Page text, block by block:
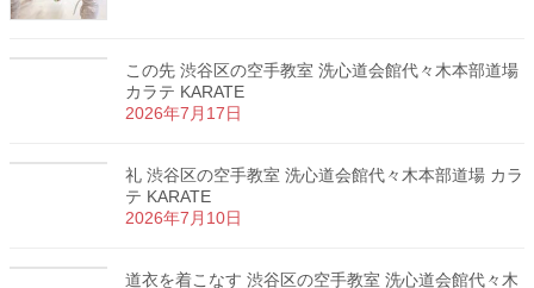
この先 渋谷区の空手教室 洗心道会館代々木本部道場
カラテ KARATE
2026年7月17日
礼 渋谷区の空手教室 洗心道会館代々木本部道場 カラ
テ KARATE
2026年7月10日
道衣を着こなす 渋谷区の空手教室 洗心道会館代々木